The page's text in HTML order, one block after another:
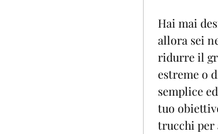
Hai mai
allora sei
ridurre il
estreme o
semplice
tuo
trucchi per